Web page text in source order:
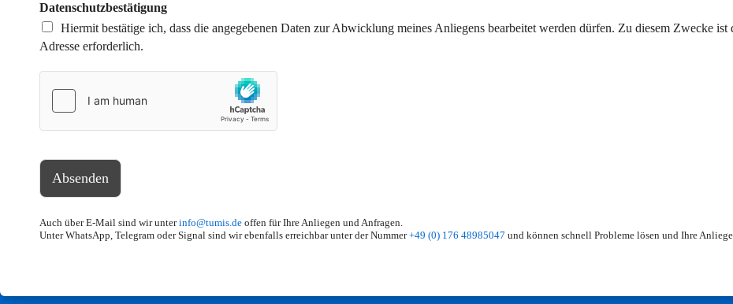
Datenschutzbestätigung
Hiermit bestätige ich, dass die angegebenen Daten zur Abwicklung meines Anliegens bearbeitet werden dürfen. Zu diesem Zwecke
Adresse erforderlich.
Absenden
Auch über E-Mail sind wir unterinfo@tumis.de offen für Ihre Anliegen und Anfragen.
Unter WhatsApp, Telegram oder Signal sind wir ebenfalls erreichbar unter der Nummer+49 (0) 176 48985047 und können schnell Probleme lösen und Ihre